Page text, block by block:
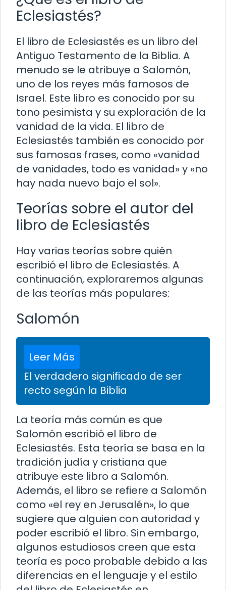
Eclesiastés?
El libro de Eclesiastés es un libro del
Antiguo Testamento de la Biblia. A
menudo se le atribuye a Salomón,
uno de los reyes más famosos de
Israel. Este libro es conocido por su
tono pesimista y su exploración de la
vanidad de la vida. El libro de
Eclesiastés también es conocido por
sus famosas frases, como «vanidad
de vanidades, todo es vanidad» y «no
hay nada nuevo bajo el sol».
Teorías sobre el autor del
libro de Eclesiastés
Hay varias teorías sobre quién
escribió el libro de Eclesiastés. A
continuación, exploraremos algunas
de las teorías más populares:
Salomón
Leer Más
El verdadero significado de ser
recto según la Biblia
La teoría más común es que
Salomón escribió el libro de
Eclesiastés. Esta teoría se basa en la
tradición judía y cristiana que
atribuye este libro a Salomón.
Además, el libro se refiere a Salomón
como «el rey en Jerusalén», lo que
sugiere que alguien con autoridad y
poder escribió el libro. Sin embargo,
algunos estudiosos creen que esta
teoría es poco probable debido a las
diferencias en el lenguaje y el estilo